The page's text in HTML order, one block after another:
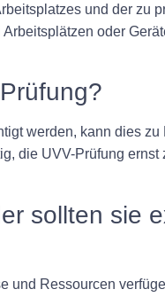
und der zu
oder
werden, kann dies zu
die UVV-Prüfung ernst
sollten sie
und Ressourcen